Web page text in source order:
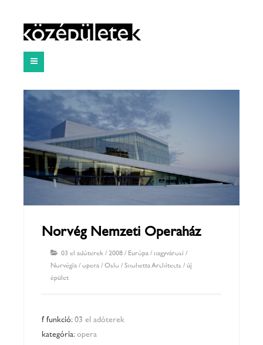
Norvég Nemzeti Operaház
03 előadóterek / 2008 / Európa / nagyvárosi /
Norvégia / opera / Oslo / Snohetta Architects / új
épület
főfunkció: 03 előadóterek
kategória: opera